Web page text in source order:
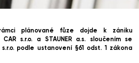
plánované fůze dojde k zániku
s.r.o. a STAUNER a.s. sloučením se
podle ustanovení §61 odst. 1 zákona